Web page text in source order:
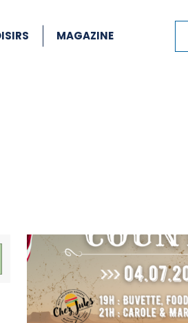
MAGAZINE